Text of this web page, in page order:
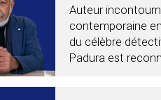
Auteur
contemporaine
du célèbre
Padura est